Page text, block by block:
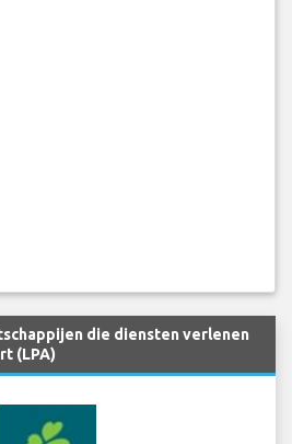
die diensten verlenen
(LPA)